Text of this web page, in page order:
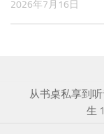
2026年7月16日
从书桌私享到
生